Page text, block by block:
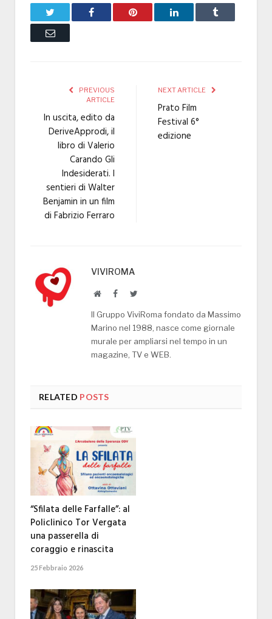
Facebook Pinterest LinkedIn Tumblr
Email
PREVIOUS
ARTICLE
In uscita, edito da
DeriveApprodi, il
libro di Valerio
Carando Gli
Indesiderati. I
sentieri di Walter
Benjamin in un film
di Fabrizio Ferraro
NEXT ARTICLE
Prato Film
Festival 6°
edizione
VIVIROMA
WebsiteFacebookTwitter
Il Gruppo ViviRoma fondato da Massimo
Marino nel 1988, nasce come giornale
murale per ampliarsi nel tempo in un
magazine, TV e WEB.
RELATED POSTS
“Sfilata delle Farfalle”: al
Policlinico Tor Vergata
una passerella di
coraggio e rinascita
25 Febbraio 2026